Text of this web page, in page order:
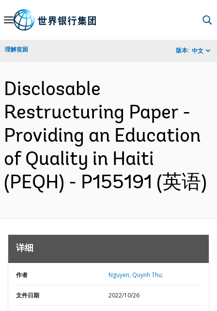
Skip
Navigation
理解贫困 版本: 中文
Disclosable
Restructuring Paper -
Providing an Education
of Quality in Haiti
(PEQH) - P155191 (英语)
详细
作者 Nguyen, Quynh Thu;
文件日期 2022/10/26